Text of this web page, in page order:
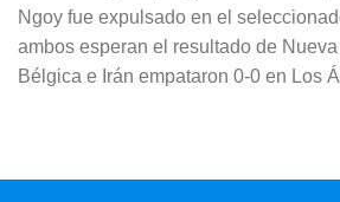
Ngoy fue expulsado en el
ambos esperan el resultado de
Bélgica e Irán empataron 0-0 en Los